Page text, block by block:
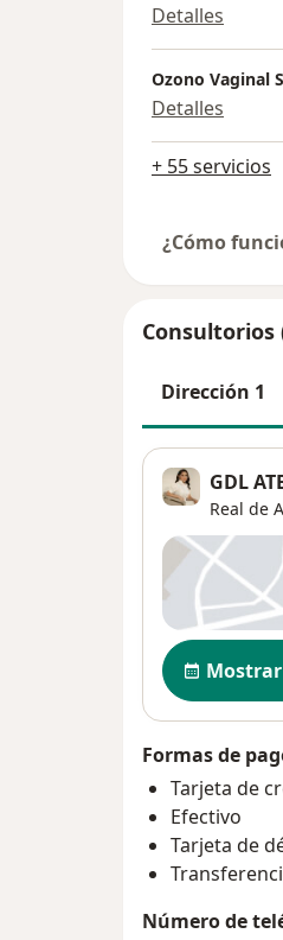
Detalles
Ozono Vaginal
Detalles
+ 55 servicios
¿Cómo
Consultorios
Dirección 1
GDL
Real de
Formas de
Tarjeta de
Efectivo
Tarjeta de
Número de